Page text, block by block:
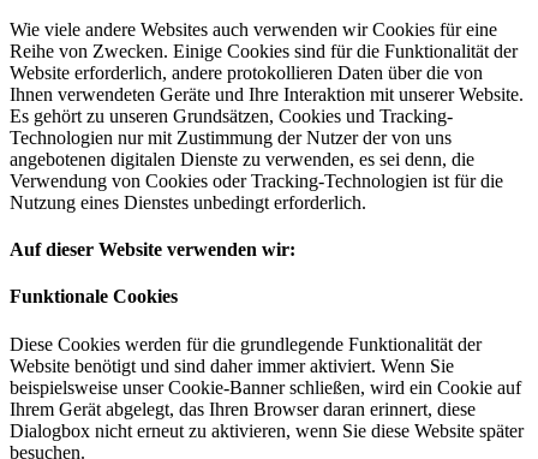
Wie viele andere Websites auch verwenden wir Cookies für eine
Reihe von Zwecken. Einige Cookies sind für die Funktionalität der
Website erforderlich, andere protokollieren Daten über die von
Ihnen verwendeten Geräte und Ihre Interaktion mit unserer Website.
Es gehört zu unseren Grundsätzen, Cookies und Tracking-
Technologien nur mit Zustimmung der Nutzer der von uns
angebotenen digitalen Dienste zu verwenden, es sei denn, die
Verwendung von Cookies oder Tracking-Technologien ist für die
Nutzung eines Dienstes unbedingt erforderlich.
Auf dieser Website verwenden wir:
Funktionale Cookies
Diese Cookies werden für die grundlegende Funktionalität der
Website benötigt und sind daher immer aktiviert. Wenn Sie
beispielsweise unser Cookie-Banner schließen, wird ein Cookie auf
Ihrem Gerät abgelegt, das Ihren Browser daran erinnert, diese
Dialogbox nicht erneut zu aktivieren, wenn Sie diese Website später
besuchen.